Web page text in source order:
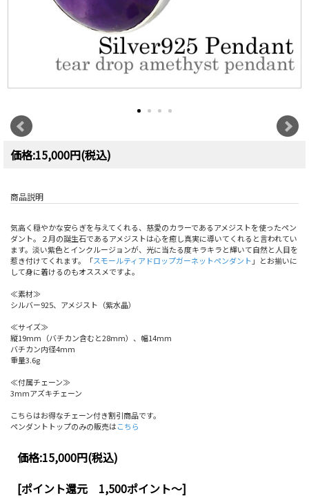
価格:15,000円(税込)
商品説明
気高く穏やかな安らぎを与えてくれる、慈愛のカラーであるアメジストを使ったペン
ダント。２月の誕生石であるアメジストは心を癒し真実に導いてくれると言われてい
ます。淡い紫色とインクルージョンが、光に当たる度キラキラと輝いて自然と人目を
惹き付けてくれます。「スモールティアドロップガーネットペンダント 」とお揃いに
して身に着けるのもオススメですよ。
≪素材≫
シルバー925、アメジスト（紫水晶）
≪サイズ≫
縦19mm（バチカン含むと28mm）、幅14mm
バチカン内径4mm
重量3.6g
≪付属チェーン≫
3mmアズキチェーン
こちらはお得なチェーン付き割引商品です。
ペンダントトップのみの販売はこちら
価格:15,000円(税込)
[ポイント還元 1,500ポイント～]